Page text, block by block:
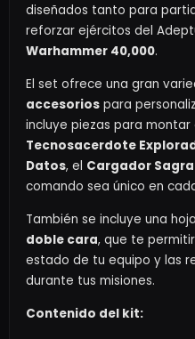
diseñados tanto para
reforzar ejércitos del
Warhammer 40,000.
El set ofrece una gran
accesorios para
incluye piezas para
Tecnosacerdote
Datos, el Cargador
comando sea único en
También se incluye una
doble cara, que te
estado de tu equipo y las
durante tus misiones.
Contenido del kit: